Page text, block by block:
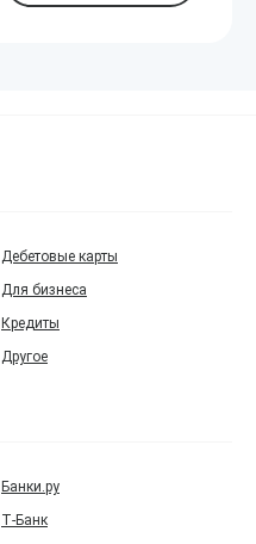
Дебетовые карты
Для бизнеса
Кредиты
Другое
Банки.ру
Т‑Банк